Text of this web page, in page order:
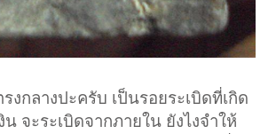
งกลางปะครับ เป็นรอยระเบิดที่เกิด
จะระเบิดจากภายใน ยังไงจำให้